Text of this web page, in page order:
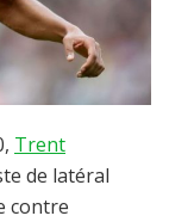
Trent
de latéral
contre